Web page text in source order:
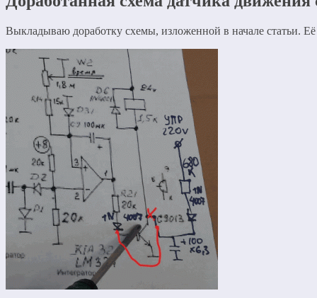
Выкладываю доработку схемы, изложенной в начале статьи.